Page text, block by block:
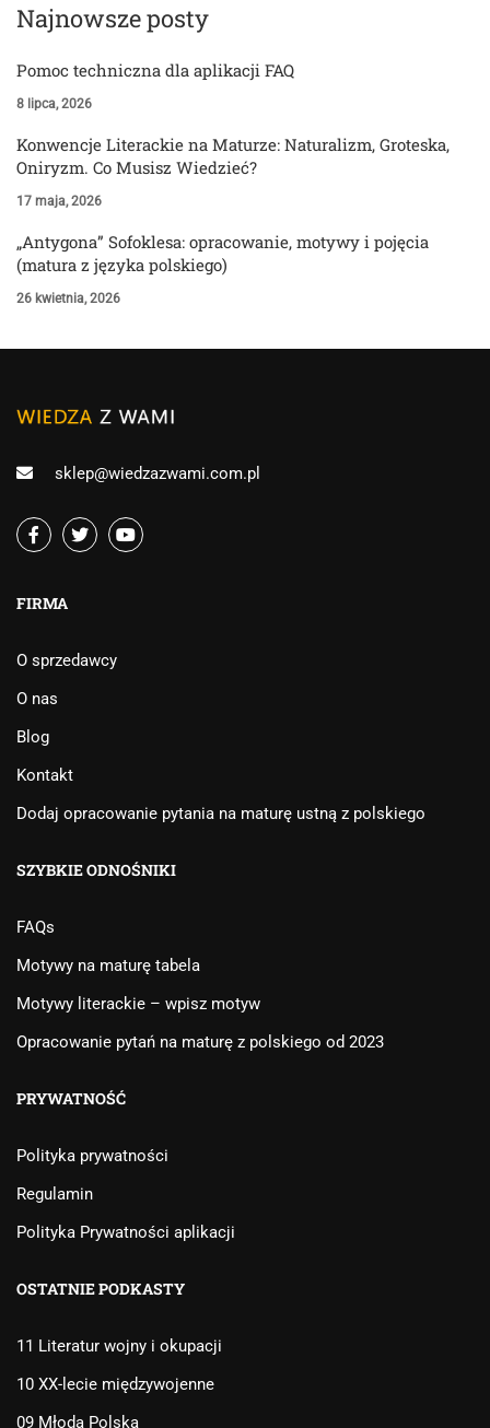
Najnowsze posty
Pomoc techniczna dla aplikacji FAQ
8 lipca, 2026
Konwencje Literackie na Maturze: Naturalizm, Groteska,
Oniryzm. Co Musisz Wiedzieć?
17 maja, 2026
„Antygona” Sofoklesa: opracowanie, motywy i pojęcia
(matura z języka polskiego)
26 kwietnia, 2026
sklep@wiedzazwami.com.pl
FIRMA
O sprzedawcy
O nas
Blog
Kontakt
Dodaj opracowanie pytania na maturę ustną z polskiego
SZYBKIE ODNOŚNIKI
FAQs
Motywy na maturę tabela
Motywy literackie – wpisz motyw
Opracowanie pytań na maturę z polskiego od 2023
PRYWATNOŚĆ
Polityka prywatności
Regulamin
Polityka Prywatności aplikacji
OSTATNIE PODKASTY
11 Literatur wojny i okupacji
10 XX-lecie międzywojenne
09 Młoda Polska